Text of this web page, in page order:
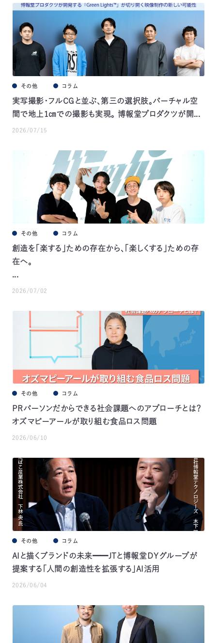
その他 コラム
実写撮影・フルCGと並ぶ、第三の選択肢。バーチャル空
間で地上1㎝での撮影も実現。 博報堂プロダクツが開...
2026/07/15
その他 コラム
創造を「楽する」ための存在から、「楽しくする」ための存
在へ。
...
2026/07/02
その他 コラム
PRパーソンだからできる社会課題へのアプローチとは？
オズマピーアールが取り組む食品ロス問題
2026/06/10
その他 コラム
AIと描くブランドの未来━━JTと博報堂ＤＹグループが
提案する「人間の創造性を拡張する」AI活用
2026/06/04